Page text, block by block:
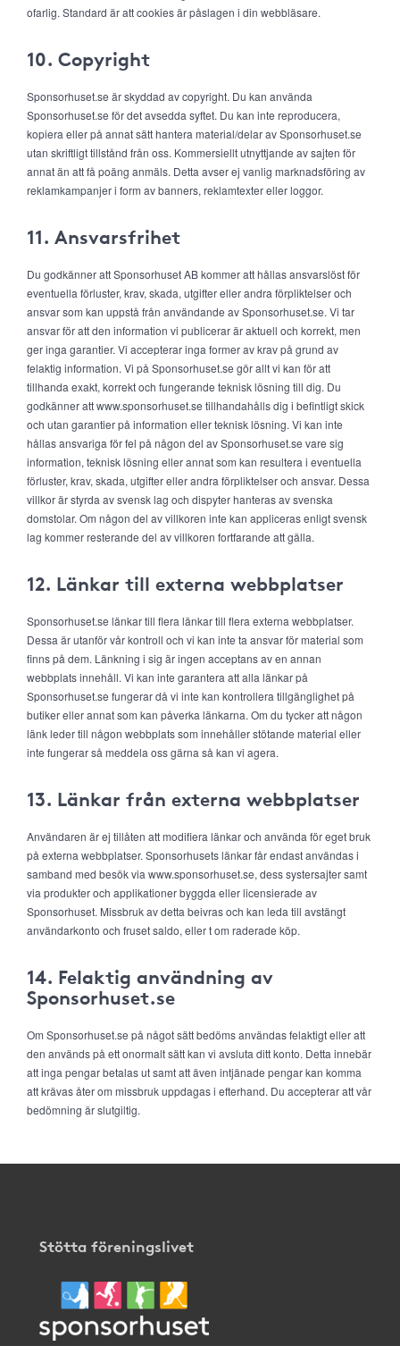
ofarlig. Standard är att cookies är påslagen i din webbläsare.
10. Copyright
Sponsorhuset.se är skyddad av copyright. Du kan använda
Sponsorhuset.se för det avsedda syftet. Du kan inte reproducera,
kopiera eller på annat sätt hantera material/delar av Sponsorhuset.se
utan skriftligt tillstånd från oss. Kommersiellt utnyttjande av sajten för
annat än att få poäng anmäls. Detta avser ej vanlig marknadsföring av
reklamkampanjer i form av banners, reklamtexter eller loggor.
11. Ansvarsfrihet
Du godkänner att Sponsorhuset AB kommer att hållas ansvarslöst för
eventuella förluster, krav, skada, utgifter eller andra förpliktelser och
ansvar som kan uppstå från användande av Sponsorhuset.se. Vi tar
ansvar för att den information vi publicerar är aktuell och korrekt, men
ger inga garantier. Vi accepterar inga former av krav på grund av
felaktig information. Vi på Sponsorhuset.se gör allt vi kan för att
tillhanda exakt, korrekt och fungerande teknisk lösning till dig. Du
godkänner att www.sponsorhuset.se tillhandahålls dig i befintligt skick
och utan garantier på information eller teknisk lösning. Vi kan inte
hållas ansvariga för fel på någon del av Sponsorhuset.se vare sig
information, teknisk lösning eller annat som kan resultera i eventuella
förluster, krav, skada, utgifter eller andra förpliktelser och ansvar. Dessa
villkor är styrda av svensk lag och dispyter hanteras av svenska
domstolar. Om någon del av villkoren inte kan appliceras enligt svensk
lag kommer resterande del av villkoren fortfarande att gälla.
12. Länkar till externa webbplatser
Sponsorhuset.se länkar till flera länkar till flera externa webbplatser.
Dessa är utanför vår kontroll och vi kan inte ta ansvar för material som
finns på dem. Länkning i sig är ingen acceptans av en annan
webbplats innehåll. Vi kan inte garantera att alla länkar på
Sponsorhuset.se fungerar då vi inte kan kontrollera tillgänglighet på
butiker eller annat som kan påverka länkarna. Om du tycker att någon
länk leder till någon webbplats som innehåller stötande material eller
inte fungerar så meddela oss gärna så kan vi agera.
13. Länkar från externa webbplatser
Användaren är ej tillåten att modifiera länkar och använda för eget bruk
på externa webbplatser. Sponsorhusets länkar får endast användas i
samband med besök via www.sponsorhuset.se, dess systersajter samt
via produkter och applikationer byggda eller licensierade av
Sponsorhuset. Missbruk av detta beivras och kan leda till avstängt
användarkonto och fruset saldo, eller t om raderade köp.
14. Felaktig användning av
Sponsorhuset.se
Om Sponsorhuset.se på något sätt bedöms användas felaktigt eller att
den används på ett onormalt sätt kan vi avsluta ditt konto. Detta innebär
att inga pengar betalas ut samt att även intjänade pengar kan komma
att krävas åter om missbruk uppdagas i efterhand. Du accepterar att vår
bedömning är slutgiltig.
Stötta föreningslivet